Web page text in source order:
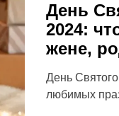
День
2024:
жене,
День
любимых